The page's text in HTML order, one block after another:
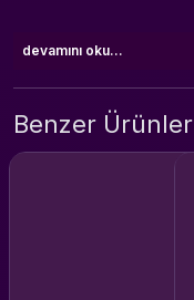
devamını oku...
Benzer Ürünler